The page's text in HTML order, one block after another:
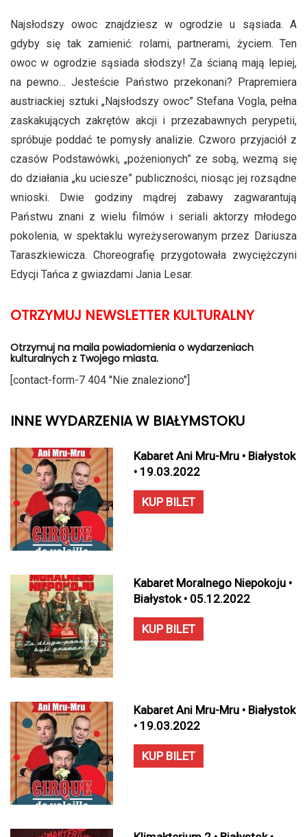
Najsłodszy owoc znajdziesz w ogrodzie u sąsiada. A
gdyby się tak zamienić: rolami, partnerami, życiem. Ten
owoc w ogrodzie sąsiada słodszy! Za ścianą mają lepiej,
na pewno… Jesteście Państwo przekonani? Prapremiera
austriackiej sztuki „Najsłodszy owoc” Stefana Vogla, pełna
zaskakujących zakrętów akcji i przezabawnych perypetii,
spróbuje poddać te pomysły analizie. Czworo przyjaciół z
czasów Podstawówki, „pożenionych” ze sobą, wezmą się
do działania „ku uciesze” publiczności, niosąc jej rozsądne
wnioski. Dwie godziny mądrej zabawy zagwarantują
Państwu znani z wielu filmów i seriali aktorzy młodego
pokolenia, w spektaklu wyreżyserowanym przez Dariusza
Taraszkiewicza. Choreografię przygotowała zwyciężczyni
Edycji Tańca z gwiazdami Jania Lesar.
OTRZYMUJ NEWSLETTER KULTURALNY
Otrzymuj na maila powiadomienia o wydarzeniach
kulturalnych z Twojego miasta.
[contact-form-7 404 "Nie znaleziono"]
INNE WYDARZENIA W BIAŁYMSTOKU
Kabaret Ani Mru-Mru • Białystok
• 19.03.2022
KUP BILET
Kabaret Moralnego Niepokoju •
Białystok • 05.12.2022
KUP BILET
Kabaret Ani Mru-Mru • Białystok
• 19.03.2022
KUP BILET